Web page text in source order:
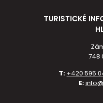
TURISTICKÉ
748
T: +420 595
E: